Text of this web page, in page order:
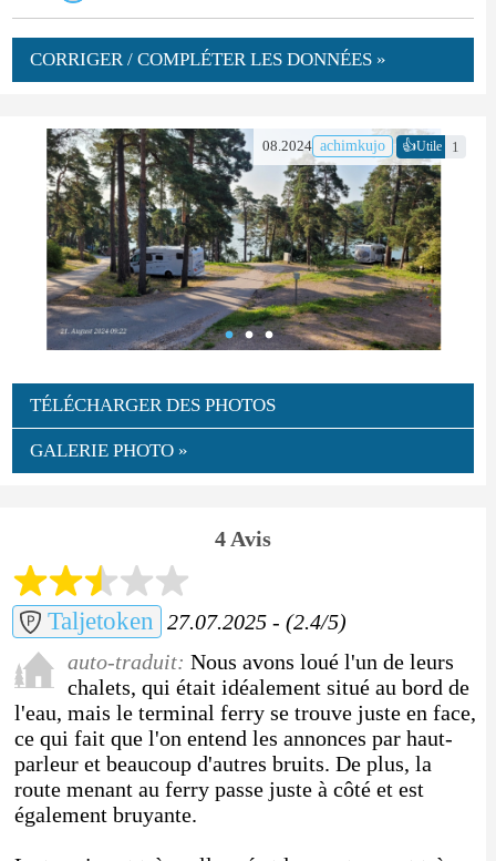
CORRIGER / COMPLÉTER LES DONNÉES »
08.2024 achimkujo 👍Utile 1
TÉLÉCHARGER DES PHOTOS
GALERIE PHOTO »
4 Avis
Taljetoken
27.07.2025 - (2.4/5)
auto-traduit: Nous avons loué l'un de leurs
chalets, qui était idéalement situé au bord de
l'eau, mais le terminal ferry se trouve juste en face,
ce qui fait que l'on entend les annonces par haut-
parleur et beaucoup d'autres bruits. De plus, la
route menant au ferry passe juste à côté et est
également bruyante.